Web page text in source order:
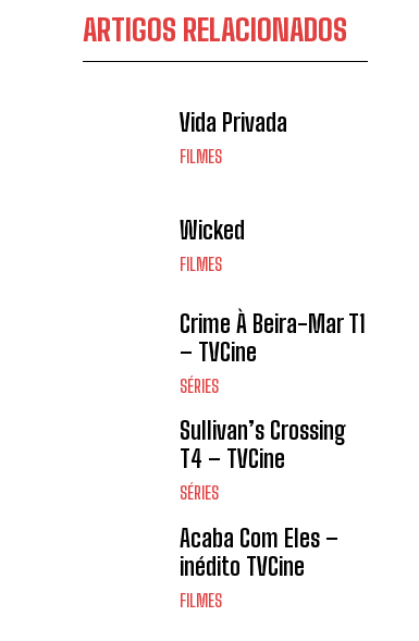
ARTIGOS RELACIONADOS
Vida Privada
FILMES
Wicked
FILMES
Crime À Beira-Mar T1
– TVCine
SÉRIES
Sullivan’s Crossing
T4 – TVCine
SÉRIES
Acaba Com Eles –
inédito TVCine
FILMES